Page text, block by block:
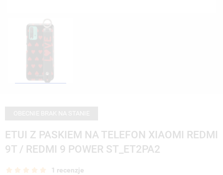
ETUI Z PASKIEM NA TELEFON XIAOMI REDMI
9T / REDMI 9 POWER ST_ET2PA2
1 recenzje